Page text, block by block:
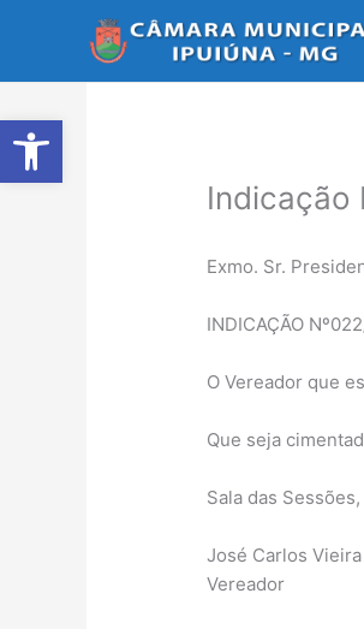
Abrir a barra de ferramentas
Indicação
Exmo. Sr.
INDICAÇÃO
O Vereador que
Que seja
Sala das
José Carlos Vieira
Vereador